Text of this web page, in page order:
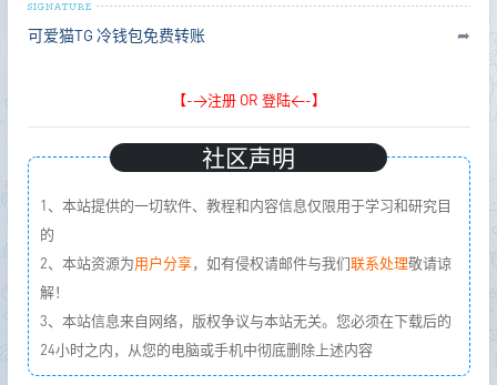
可爱猫TG 冷钱包免费转账 ➦
【->注册 OR 登陆<-】
社区声明
1、本站提供的一切软件、教程和内容信息仅限用于学习和研究目
的
2、本站资源为用户分享，如有侵权请邮件与我们联系处理敬请谅
解！
3、本站信息来自网络，版权争议与本站无关。您必须在下载后的
24小时之内，从您的电脑或手机中彻底删除上述内容